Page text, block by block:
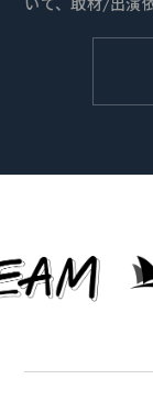
いて、取材/出演